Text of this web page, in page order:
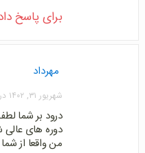
برای پاسخ
مهرداد
شهریور ۳۱, ۱۴۰۲ در ۱۲:۳۲
درود بر شما
دوره های
من واقعا از